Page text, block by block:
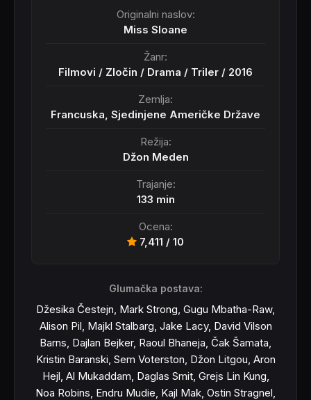
Originalni naslov:
Miss Sloane
Žanr:
Filmovi / Zločin / Drama / Triler / 2016
Zemlja:
Francuska, Sjedinjene Američke Države
Režija:
Džon Meden
Trajanje:
133 min
Ocena:
7,411 / 10
Glumačka postava:
Džesika Čestejn, Mark Strong, Gugu Mbatha-Raw,
Alison Pil, Majkl Stalbarg, Jake Lacy, David Vilson
Barns, Dajlan Bejker, Raoul Bhaneja, Čak Šamata,
Kristin Baranski, Sem Voterston, Džon Litgou, Aron
Hejl, Al Mukaddam, Daglas Smit, Grejs Lin Kung,
Noa Robins, Endru Mudie, Kajl Mak, Ostin Stragnel,